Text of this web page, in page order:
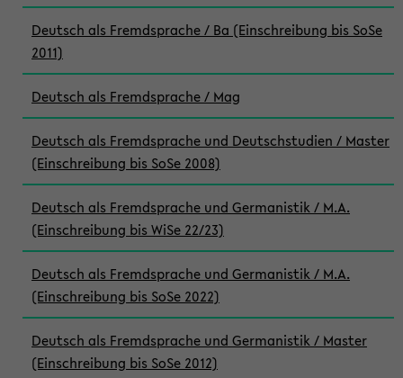
Deutsch als Fremdsprache / Ba (Einschreibung bis SoSe
2011)
Deutsch als Fremdsprache / Mag
Deutsch als Fremdsprache und Deutschstudien / Master
(Einschreibung bis SoSe 2008)
Deutsch als Fremdsprache und Germanistik / M.A.
(Einschreibung bis WiSe 22/23)
Deutsch als Fremdsprache und Germanistik / M.A.
(Einschreibung bis SoSe 2022)
Deutsch als Fremdsprache und Germanistik / Master
(Einschreibung bis SoSe 2012)